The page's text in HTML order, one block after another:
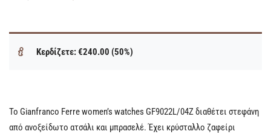
Κερδίζετε: €240.00 (50%)
Το Gianfranco Ferre women’s watches GF9022L/04Z διαθέτει στεφάνη
από ανοξείδωτο ατσάλι και μπρασελέ. Έχει κρύσταλλο ζαφείρι